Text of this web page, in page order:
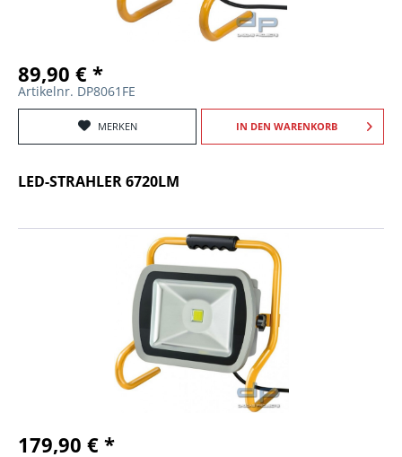
89,90 € *
Artikelnr. DP8061FE
MERKEN IN DEN WARENKORB
LED-STRAHLER 6720LM
179,90 € *